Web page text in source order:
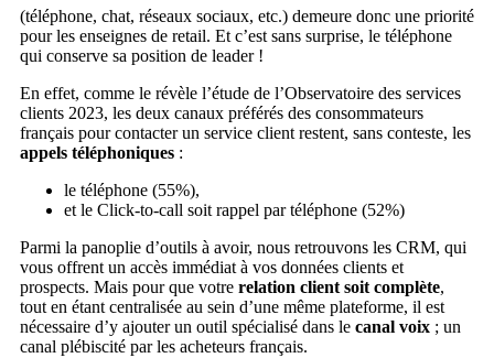
(téléphone, chat, réseaux sociaux, etc.) demeure donc une priorité
pour les enseignes de retail. Et c’est sans surprise, le téléphone
qui conserve sa position de leader !
En effet, comme le révèle l’étude de l’Observatoire des services
clients 2023, les deux canaux préférés des consommateurs
français pour contacter un service client restent, sans conteste, les
appels téléphoniques :
le téléphone (55%),
et le Click-to-call soit rappel par téléphone (52%)
Parmi la panoplie d’outils à avoir, nous retrouvons les CRM, qui
vous offrent un accès immédiat à vos données clients et
prospects. Mais pour que votre relation client soit complète,
tout en étant centralisée au sein d’une même plateforme, il est
nécessaire d’y ajouter un outil spécialisé dans le canal voix ; un
canal plébiscité par les acheteurs français.